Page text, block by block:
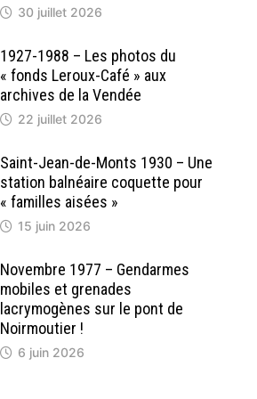
30 juillet 2026
1927-1988 – Les photos du
« fonds Leroux-Café » aux
archives de la Vendée
22 juillet 2026
Saint-Jean-de-Monts 1930 – Une
station balnéaire coquette pour
« familles aisées »
15 juin 2026
Novembre 1977 – Gendarmes
mobiles et grenades
lacrymogènes sur le pont de
Noirmoutier !
6 juin 2026